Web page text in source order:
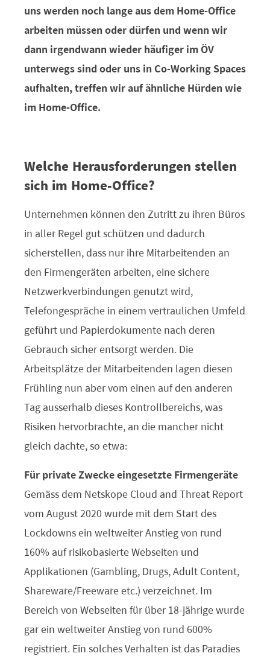
uns werden noch lange aus dem Home-Office
arbeiten müssen oder dürfen und wenn wir
dann irgendwann wieder häufiger im ÖV
unterwegs sind oder uns in Co-Working Spaces
aufhalten, treffen wir auf ähnliche Hürden wie
im Home-Office.
Welche Herausforderungen stellen
sich im Home-Office?
Unternehmen können den Zutritt zu ihren Büros
in aller Regel gut schützen und dadurch
sicherstellen, dass nur ihre Mitarbeitenden an
den Firmengeräten arbeiten, eine sichere
Netzwerkverbindungen genutzt wird,
Telefongespräche in einem vertraulichen Umfeld
geführt und Papierdokumente nach deren
Gebrauch sicher entsorgt werden. Die
Arbeitsplätze der Mitarbeitenden lagen diesen
Frühling nun aber vom einen auf den anderen
Tag ausserhalb dieses Kontrollbereichs, was
Risiken hervorbrachte, an die mancher nicht
gleich dachte, so etwa:
Für private Zwecke eingesetzte Firmengeräte
Gemäss dem Netskope Cloud and Threat Report
vom August 2020 wurde mit dem Start des
Lockdowns ein weltweiter Anstieg von rund
160% auf risikobasierte Webseiten und
Applikationen (Gambling, Drugs, Adult Content,
Shareware/Freeware etc.) verzeichnet. Im
Bereich von Webseiten für über 18-jährige wurde
gar ein weltweiter Anstieg von rund 600%
registriert. Ein solches Verhalten ist das Paradies